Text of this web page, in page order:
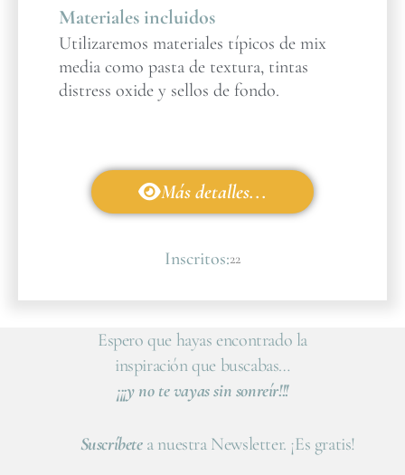
Materiales incluidos
Utilizaremos materiales típicos de mix
media como pasta de textura, tintas
distress oxide y sellos de fondo.
Más detalles...
Inscritos:22
Espero que hayas encontrado la
inspiración que buscabas…
¡¡¡y no te vayas sin sonreír!!!
Suscríbetea nuestra Newsletter. ¡Es gratis!